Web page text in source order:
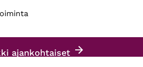
ajankohtaiset